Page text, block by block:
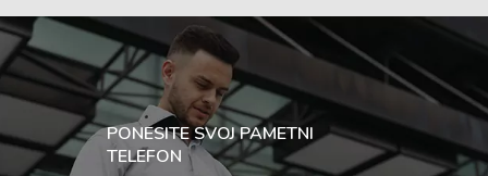
PONESITE SVOJ PAMETNI
TELEFON